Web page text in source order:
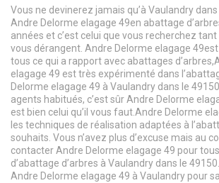
Vous ne devinerez jamais qu’à Vaulandry
Andre Delorme elagage 49en abattage
années et c’est celui que vous recherchez
vous dérangent. Andre Delorme elagage
tous ce qui a rapport avec abattages
elagage 49 est très expérimenté dans
Delorme elagage 49 à Vaulandry dans le
agents habitués, c’est sûr Andre Delorme
est bien celui qu’il vous faut.Andre Delorme
les techniques de réalisation adaptées à
souhaits. Vous n’avez plus d’excuse mais au
contacter Andre Delorme elagage 49 pour
d’abattage d’arbres à Vaulandry dans le
Andre Delorme elagage 49 à Vaulandry pour